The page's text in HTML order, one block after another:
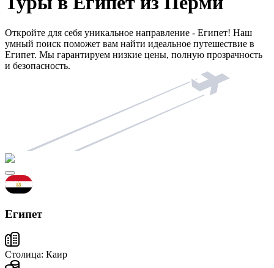
Откройте для себя уникальное направление - Египет! Наш
умный поиск поможет вам найти идеальное путешествие в
Египет. Мы гарантируем низкие цены, полную прозрачность
и безопасность.
Египет
Столица: Каир